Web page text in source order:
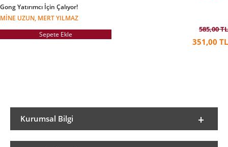
Gong Yatırımcı İçin Çalıyor!
MINE UZUN, MERT YILMAZ
Sepete Ekle
585,00 TL
351,00 TL
Kurumsal Bilgi